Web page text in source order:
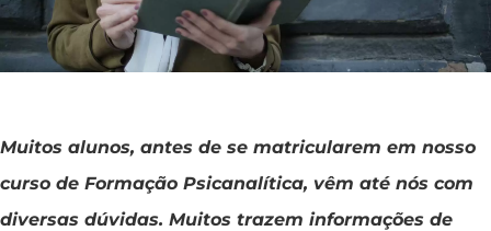
Muitos alunos, antes de se matricularem em nosso
curso de Formação Psicanalítica, vêm até nós com
diversas dúvidas. Muitos trazem informações de